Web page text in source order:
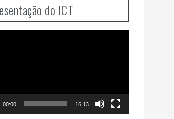
do ICT
00:00 16:13